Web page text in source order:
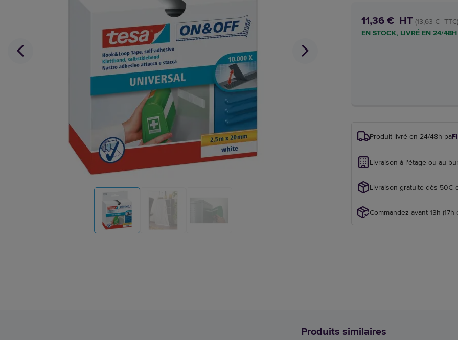
11,36 € HT (13,63 € TTC)
EN STOCK, LIVRÉ EN 24/48H
Produit livré en 24/48h par
Livraison à l'étage ou au
Livraison gratuite dès 50€
Commandez avant 13h
Produits similaires